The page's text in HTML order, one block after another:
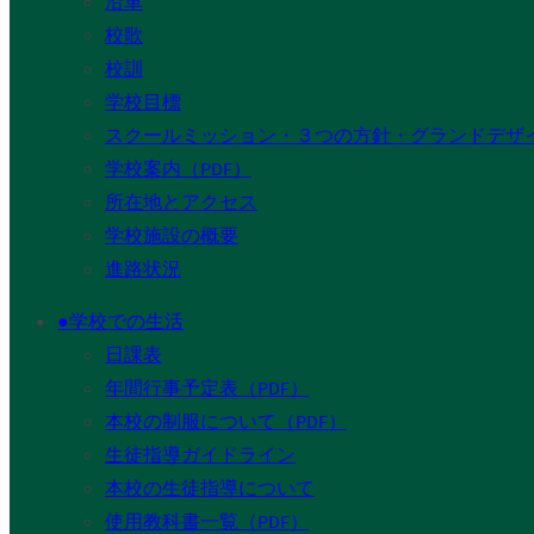
校歌
校訓
学校目標
スクールミッション・３つの方針・グランドデザ
学校案内（PDF）
所在地とアクセス
学校施設の概要
進路状況
●学校での生活
日課表
年間行事予定表（PDF）
本校の制服について（PDF）
生徒指導ガイドライン
本校の生徒指導について
使用教科書一覧（PDF）